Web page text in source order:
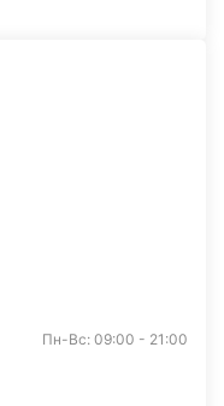
Пн-Вс: 09:00 - 21:00